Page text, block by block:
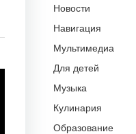
Новости
Навигация
Мультимедиа
Для детей
Музыка
Кулинария
Образование